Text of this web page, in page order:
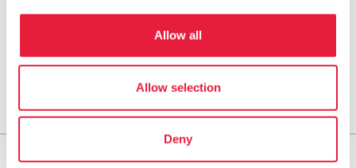
Allow all
Allow selection
Deny
Territori